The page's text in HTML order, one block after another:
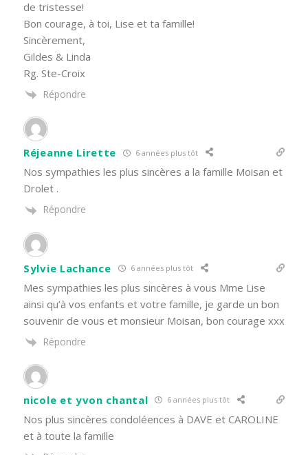
de tristesse!
Bon courage, à toi, Lise et ta famille!
Sincèrement,
Gildes & Linda
Rg. Ste-Croix
Répondre
Réjeanne Lirette 6 années plus tôt
Nos sympathies les plus sincères a la famille Moisan et
Drolet .
Répondre
Sylvie Lachance 6 années plus tôt
Mes sympathies les plus sincères à vous Mme Lise
ainsi qu’à vos enfants et votre famille, je garde un bon
souvenir de vous et monsieur Moisan, bon courage xxx
Répondre
nicole et yvon chantal 6 années plus tôt
Nos plus sincères condoléences à DAVE et CAROLINE
et à toute la famille